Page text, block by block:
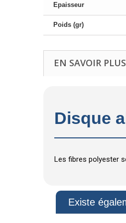
Epaisseur
Poids (gr)
EN SAVOIR PLUS
Disque
Les fibres polyester
Existe